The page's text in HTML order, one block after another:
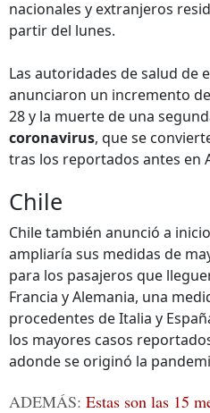
nacionales y extranjeros
partir del lunes.
Las autoridades de salud de
anunciaron un incremento
28 y la muerte de una
coronavirus, que se
tras los reportados antes en
Chile
Chile también anunció a
ampliaría sus medidas de
para los pasajeros que
Francia y Alemania, una
procedentes de Italia y
los mayores casos
adonde se originó la
ADEMÁS: Estas son las 15